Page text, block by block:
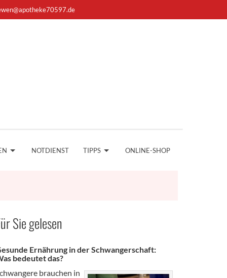
NOTDIENST TIPPS ONLINE-SHOP
Sie gelesen
Ernährung in der Schwangerschaft:
bedeutet das?
brauchen in